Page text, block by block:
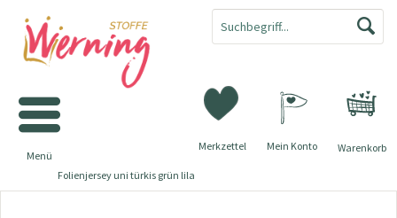
Warenkorb
Merkzettel Mein Konto
Menü
Folienjersey uni türkis grün lila